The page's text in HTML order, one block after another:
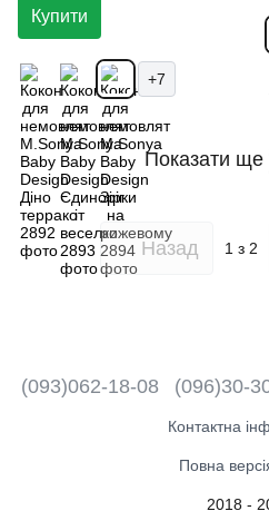
Купити
+7
Показати ще
Назад 1 з 2
(093)062-18-08 (096)30-
Контактна
Повна
2018 -